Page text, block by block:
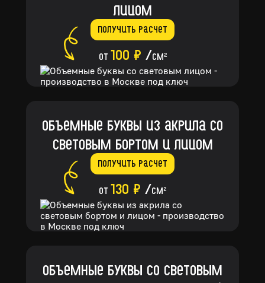
лицом
Получить расчет
от 100 ₽ /см 2
Объемные буквы из акрила со
световым бортом и лицом
Получить расчет
от 130 ₽ /см 2
Объемные буквы со световым